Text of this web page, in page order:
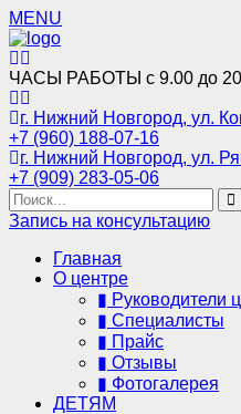
MENU
ЧАСЫ РАБОТЫ с 9.00 до
г. Нижний Новгород, ул.
+7 (960) 188-07-16
г. Нижний Новгород, ул.
+7 (909) 283-05-06
Запись на консультацию
Главная
О центре
▮ Руководители
▮ Специалисты
▮ Прайс
▮ Отзывы
▮ Фотогалерея
ДЕТЯМ